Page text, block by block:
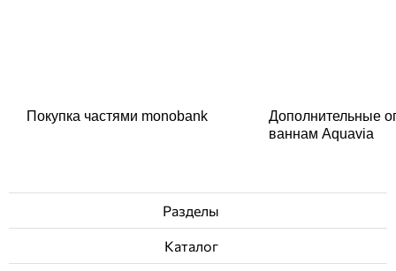
Покупка частями monobank
Дополнительные
ваннам Aquavia
Разделы
Каталог